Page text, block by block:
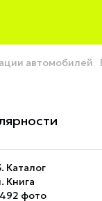
автомобилей